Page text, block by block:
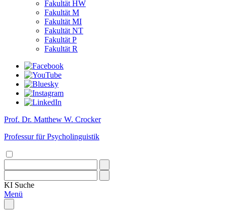
Fakultät HW
Fakultät M
Fakultät MI
Fakultät NT
Fakultät P
Fakultät R
Prof. Dr. Matthew W. Crocker
Professur für Psycholinguistik
KI Suche
Menü